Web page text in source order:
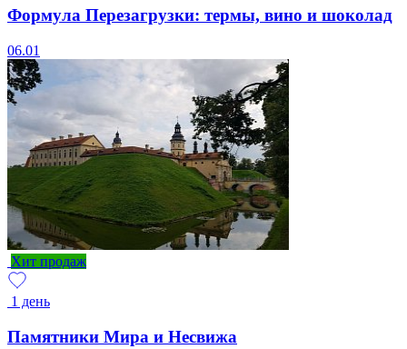
Формула Перезагрузки: термы, вино и шоколад
06.01
Хит продаж
1 день
Памятники Мира и Несвижа